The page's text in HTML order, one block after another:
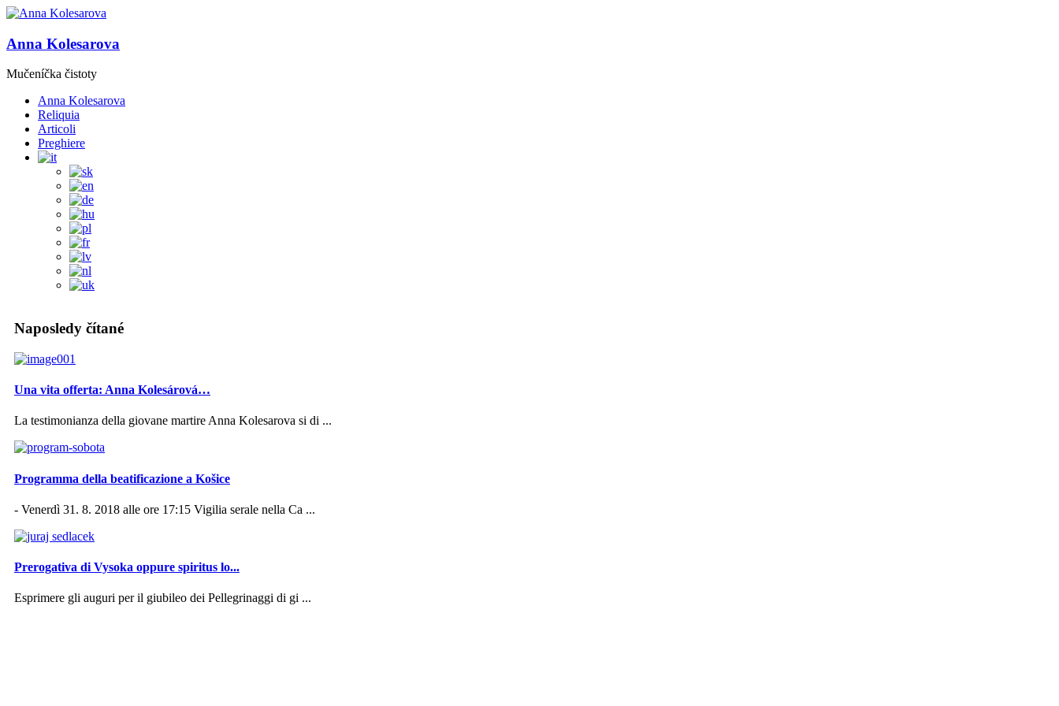
Anna Kolesarova
Mučeníčka čistoty
Anna Kolesarova
Reliquia
Articoli
Preghiere
Naposledy čítané
Una vita offerta: Anna Kolesárová…
La testimonianza della giovane martire Anna Kolesarova si di ...
Programma della beatificazione a Košice
- Venerdì 31. 8. 2018 alle ore 17:15 Vigilia serale nella Ca ...
Prerogativa di Vysoka oppure spiritus lo...
Esprimere gli auguri per il giubileo dei Pellegrinaggi di gi ...